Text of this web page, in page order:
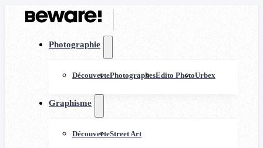
Photographie
DécouvertePhotographesEdito PhotoUrbex
Graphisme
DécouverteStreet Art